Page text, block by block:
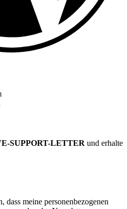
SUPPORT-LETTER und erhalte
dass meine personenbezogenen